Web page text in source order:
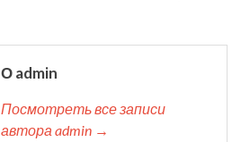
О admin
Посмотреть все записи
автора admin →